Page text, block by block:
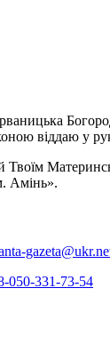
віддаю у
Амінь».
050-331-73-54